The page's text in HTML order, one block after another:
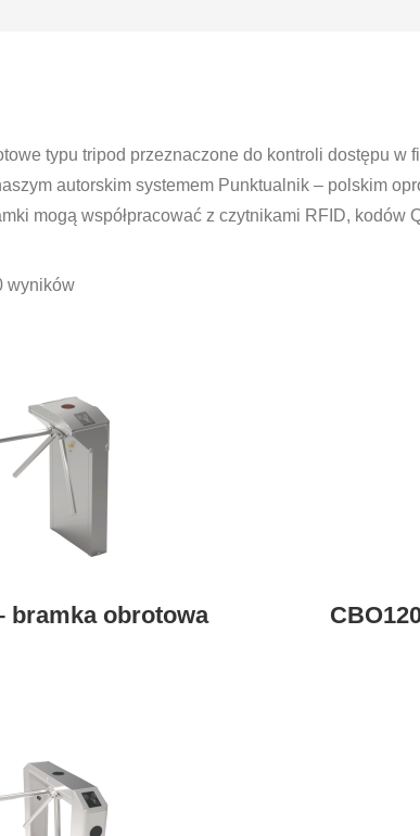
typu tripod przeznaczone do kontroli dostępu
autorskim systemem Punktualnik – polskim
mogą współpracować z czytnikami RFID,
wyników
bramka obrotowa